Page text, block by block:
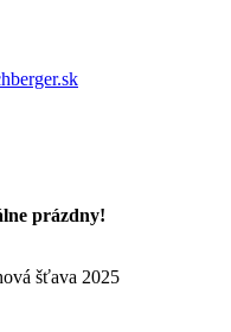
prázdny!
šťava 2025